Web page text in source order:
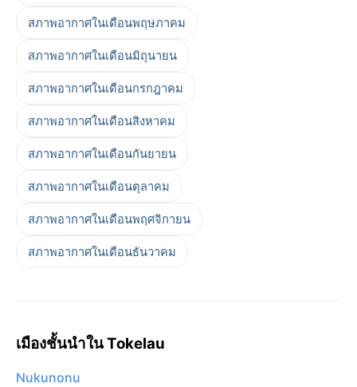
สภาพอากาศในเดือนพฤษภาคม
สภาพอากาศในเดือนมิถุนายน
สภาพอากาศในเดือนกรกฎาคม
สภาพอากาศในเดือนสิงหาคม
สภาพอากาศในเดือนกันยายน
สภาพอากาศในเดือนตุลาคม
สภาพอากาศในเดือนพฤศจิกายน
สภาพอากาศในเดือนธันวาคม
เมืองชั้นนำใน Tokelau
Nukunonu